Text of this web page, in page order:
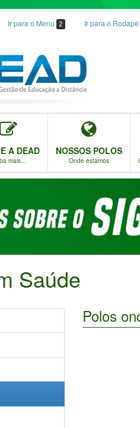
Ir para o Menu 2 Ir para o Rodapé
A DEAD
mais...
NOSSOS POLOS
Onde estamos
Saúde
Polos